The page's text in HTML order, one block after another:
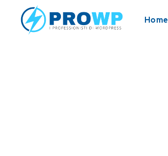
Home